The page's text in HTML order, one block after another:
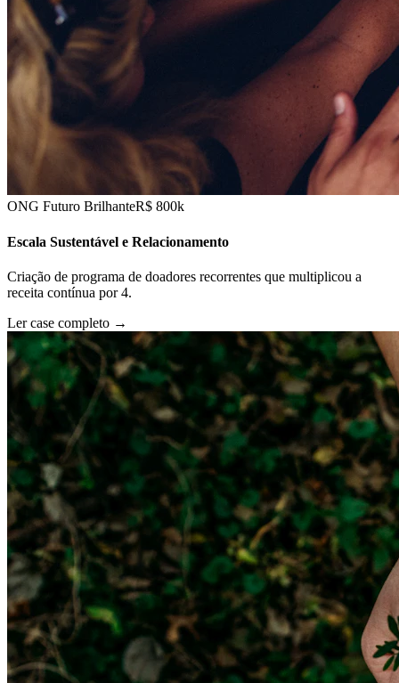
ONG Futuro BrilhanteR$ 800k
Escala Sustentável e Relacionamento
Criação de programa de doadores recorrentes que multiplicou a
receita contínua por 4.
Ler case completo →